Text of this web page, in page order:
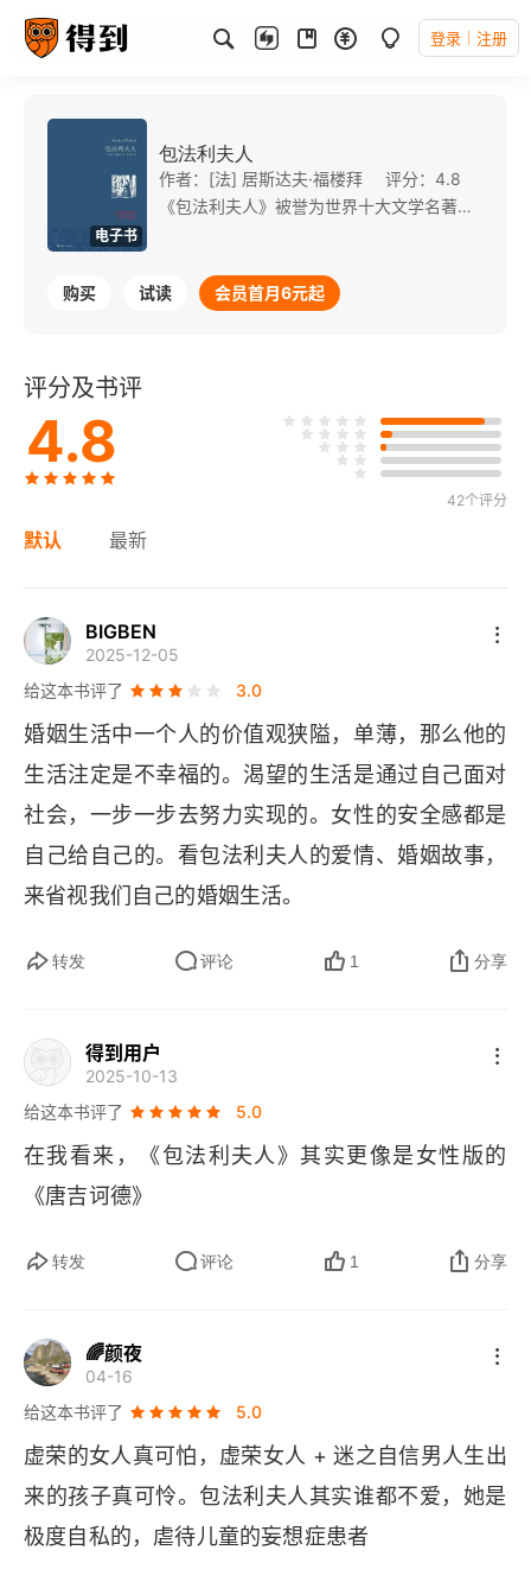
登录 注册
电子书
包法利夫人
作者：[法] 居斯达夫·福楼拜
评分：4.8
《包法利夫人》被誉为世界十大文学名著之一。小说描写了漂亮浪漫的爱玛嫁给了平庸、忠厚的夏尔·包法利。在爱玛的浪漫主义思想影响下，只生活在现实生活中的夏尔也变得浪漫化，而爱玛自己却越来越向庸俗化的方向发展，搞起婚外恋。夏尔发现了爱玛的婚外恋后，非但不怪爱玛，反恨自己不是她的婚外恋人，直到死前，他手里还拿着爱玛的一绺头发。
购买 试读 会员首月6元起
评分及书评
4.8
42个评分
默认 最新
BIGBEN
2025-12-05
给这本书评了
3.0
婚姻生活中一个人的价值观狭隘，单薄，那么他的
生活注定是不幸福的。渴望的生活是通过自己面对
社会，一步一步去努力实现的。女性的安全感都是
自己给自己的。看包法利夫人的爱情、婚姻故事，
来省视我们自己的婚姻生活。
转发 评论 1 分享
得到用户
2025-10-13
给这本书评了
5.0
在我看来，《包法利夫人》其实更像是女性版的
《唐吉诃德》
转发 评论 1 分享
🌈颜夜
04-16
给这本书评了
5.0
虚荣的女人真可怕，虚荣女人 + 迷之自信男人生出
来的孩子真可怜。包法利夫人其实谁都不爱，她是
极度自私的，虐待儿童的妄想症患者